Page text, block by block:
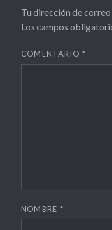
Tu dirección de
Los campos
COMENTARIO*
NOMBRE *